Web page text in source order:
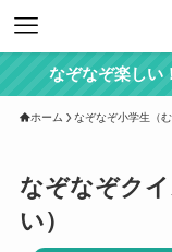
なぞなぞ楽しい！と
ホーム なぞなぞ小学生（む
なぞなぞク
い）